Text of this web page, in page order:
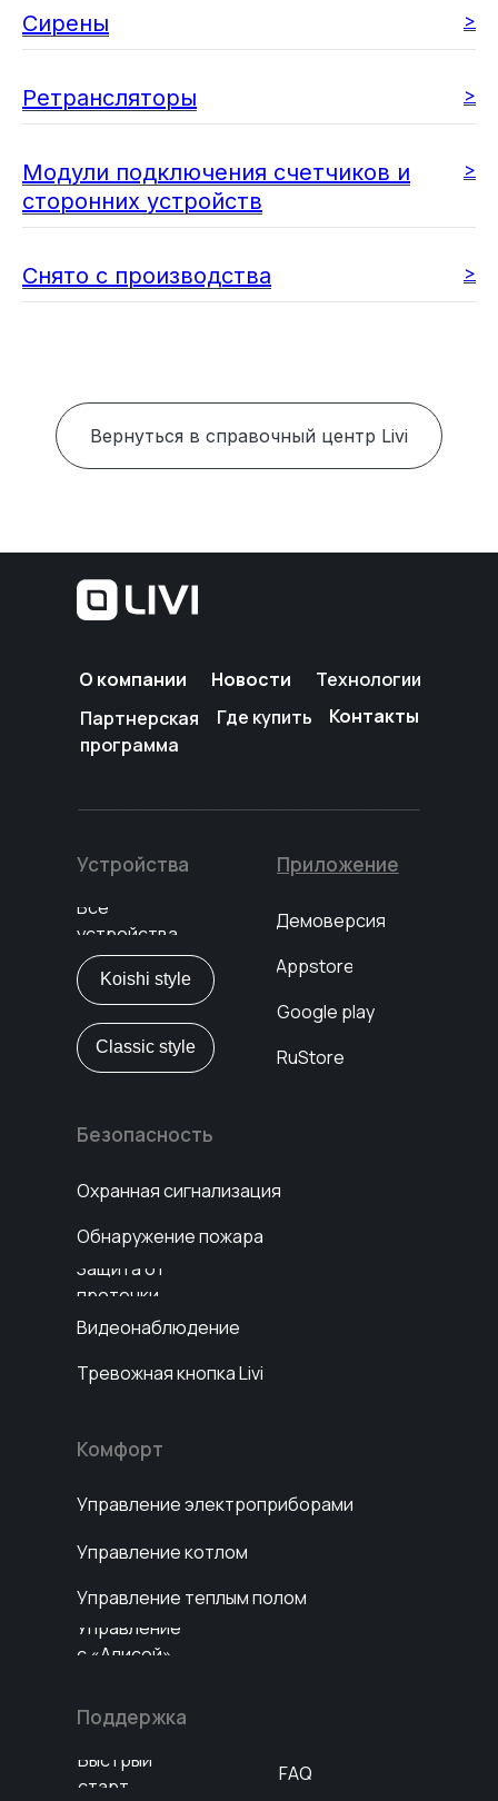
Сирены >
Ретрансляторы >
Модули подключения счетчиков и
сторонних устройcтв
>
Снято с производства >
Вернуться в справочный центр Livi
Технологии
Все
устройства
Видеонаблюдение
Тревожная кнопка Livi
Защита от
протечки
Обнаружение пожара
Охранная сигнализация
Где купить
Партнерская
программа
Новости
О компании
Контакты
Управление электроприборами
Управление котлом
Управление теплым полом
Управление
с «Алисой»
RuStore
Google play
Appstore
Демоверсия
Быстрый
старт
FAQ
Устройства
Безопасность
Комфорт
Приложение
Поддержка
Koishi style
Classic style